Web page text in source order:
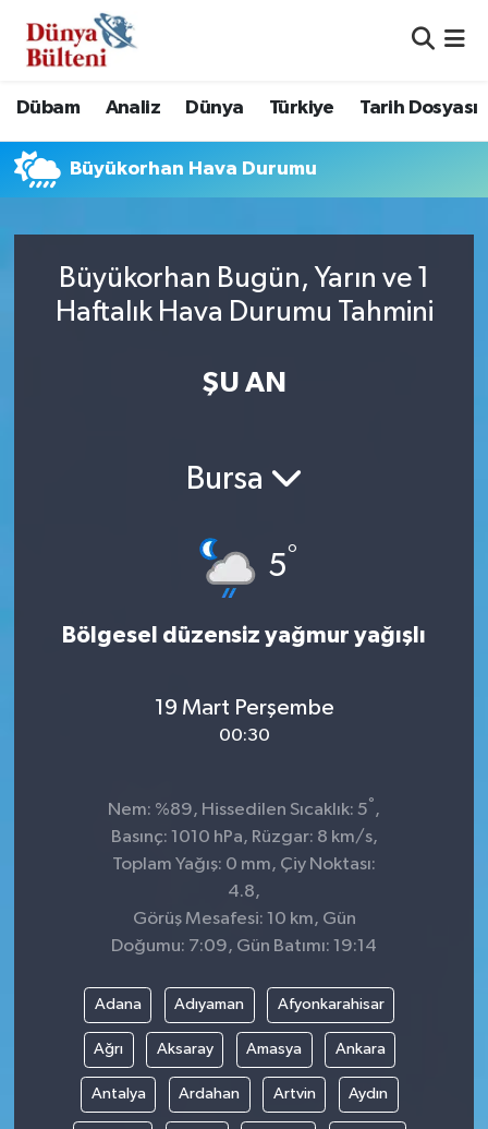
Dübam Analiz Dünya Türkiye Tarih Dosyası
Büyükorhan Hava Durumu
Büyükorhan Bugün, Yarın ve 1
Haftalık Hava Durumu Tahmini
ŞU AN
Bursa
5°
Bölgesel düzensiz yağmur yağışlı
19 Mart Perşembe
00:30
Nem: %89, Hissedilen Sıcaklık: 5° ,
Basınç: 1010 hPa, Rüzgar: 8 km/s,
Toplam Yağış: 0 mm, Çiy Noktası:
4.8,
Görüş Mesafesi: 10 km, Gün
Doğumu: 7:09, Gün Batımı: 19:14
Adana Adıyaman Afyonkarahisar
Ağrı Aksaray Amasya Ankara
Antalya Ardahan Artvin Aydın
Hava Durumu
Namaz Vakitleri
Süper Lig Puan Durumu ve Fikstür